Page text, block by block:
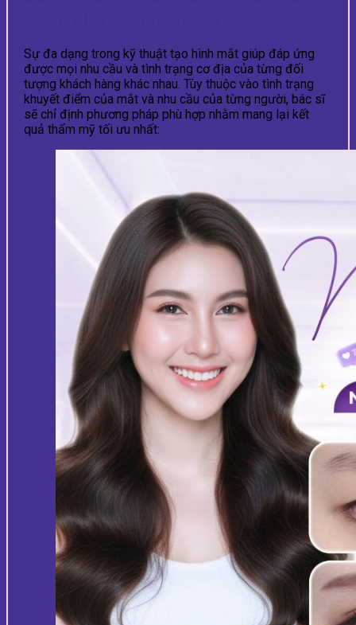
Sự đa dạng trong kỹ thuật tạo hình mắt giúp đáp ứng
được mọi nhu cầu và tình trạng cơ địa của từng đối
tượng khách hàng khác nhau. Tùy thuộc vào tình trạng
khuyết điểm của mắt và nhu cầu của từng người, bác sĩ
sẽ chỉ định phương pháp phù hợp nhằm mang lại kết
quả thẩm mỹ tối ưu nhất: